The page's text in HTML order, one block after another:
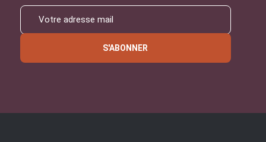
S'ABONNER